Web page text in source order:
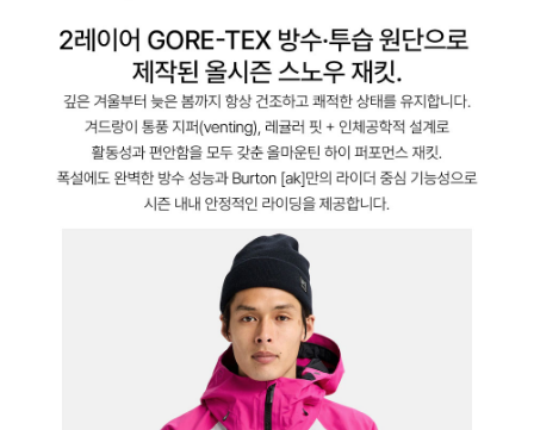
페이코 ID로 페